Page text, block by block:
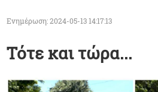
Ενημέρωση: 2024-05-13 14:17:13
Τότε και τώρα...